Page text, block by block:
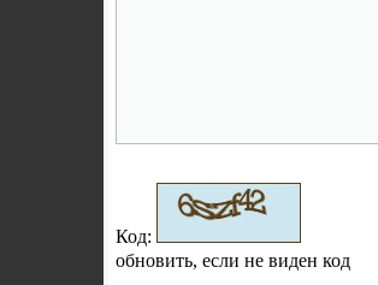
Код:
обновить, если не виден код